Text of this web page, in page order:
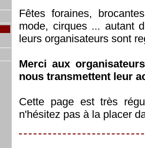
Fêtes foraines,
mode, cirques ... autant
leurs organisateurs sont
Merci aux
nous transmettent leur
Cette page est très
n'hésitez pas à la placer